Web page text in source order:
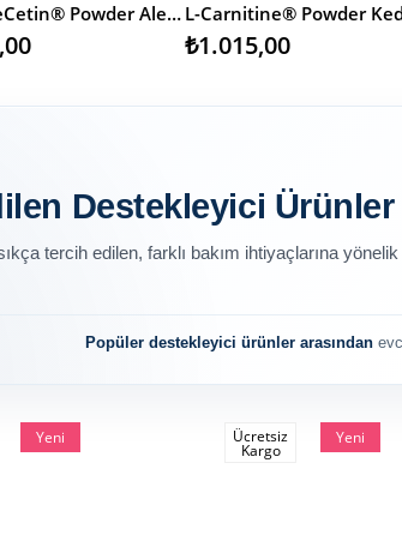
BromeCetin® Powder Alerji Desteği Kedi & Köpek
₺1.015,00
Destekleyici Ürünler
tercih edilen, farklı bakım ihtiyaçlarına yönelik
Popüler destekleyici ürünler arasından
Yeni
Ücretsiz
Kargo
Yeni